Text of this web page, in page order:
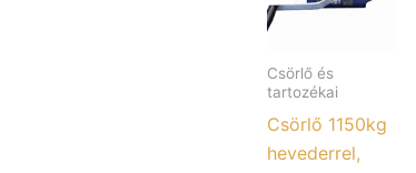
Csörlő és
tartozékai
Csörlő 1150kg
hevederrel,